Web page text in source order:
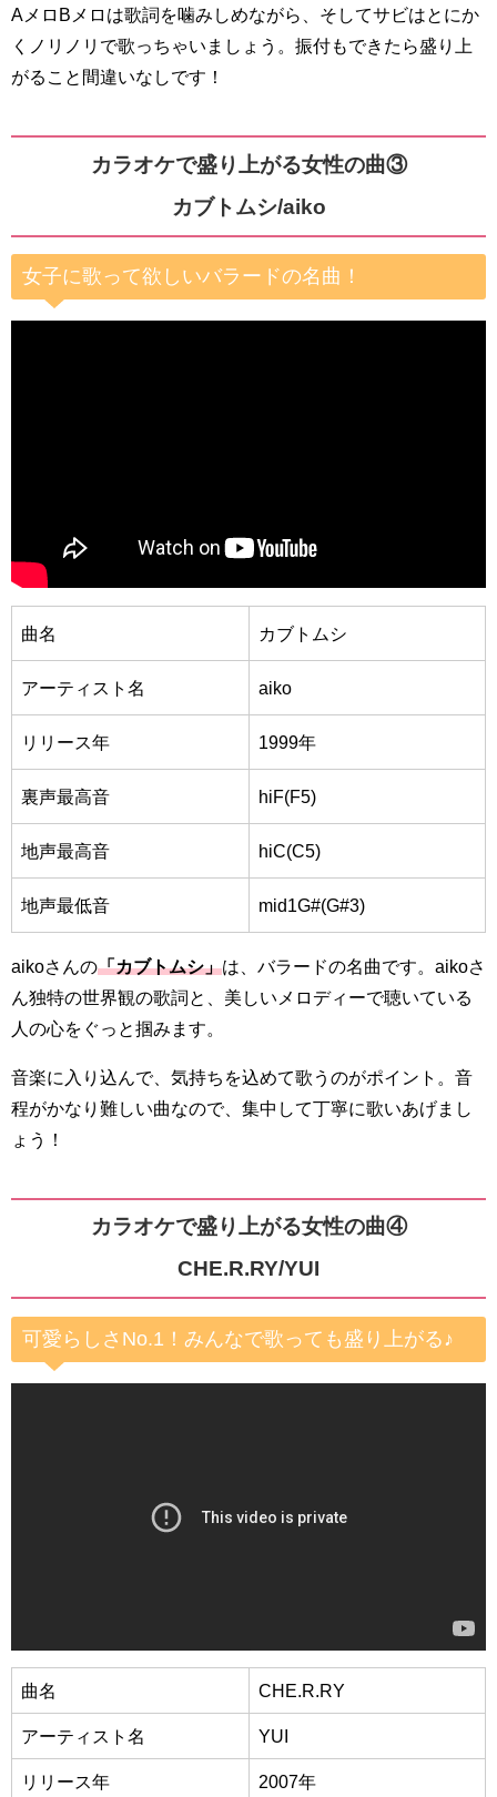
AメロBメロは歌詞を噛みしめながら、そしてサビはとにか
くノリノリで歌っちゃいましょう。振付もできたら盛り上
がること間違いなしです！
カラオケで盛り上がる女性の曲③
カブトムシ/aiko
女子に歌って欲しいバラードの名曲！
曲名 カブトムシ
アーティスト名 aiko
リリース年 1999年
裏声最高音 hiF(F5)
地声最高音 hiC(C5)
地声最低音 mid1G#(G#3)
aikoさんの「カブトムシ」は、バラードの名曲です。aikoさ
ん独特の世界観の歌詞と、美しいメロディーで聴いている
人の心をぐっと掴みます。
音楽に入り込んで、気持ちを込めて歌うのがポイント。音
程がかなり難しい曲なので、集中して丁寧に歌いあげまし
ょう！
カラオケで盛り上がる女性の曲④
CHE.R.RY/YUI
可愛らしさNo.1！みんなで歌っても盛り上がる♪
曲名 CHE.R.RY
アーティスト名 YUI
リリース年 2007年